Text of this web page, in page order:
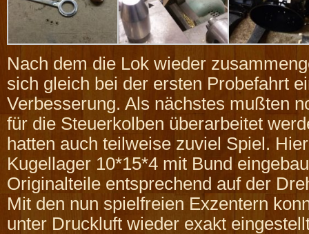
Nach dem die Lok wieder
sich gleich bei der ersten Probefahrt
Verbesserung. Als nächstes mußten
für die Steuerkolben überarbeitet
hatten auch teilweise zuviel Spiel.
Kugellager 10*15*4 mit Bund
Originalteile entsprechend auf der
Mit den nun spielfreien Exzentern
unter Druckluft wieder exakt